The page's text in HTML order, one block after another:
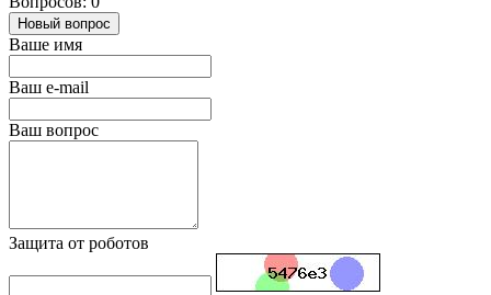
Новый вопрос
Ваше имя
Ваш e-mail
Ваш вопрос
Защита от роботов